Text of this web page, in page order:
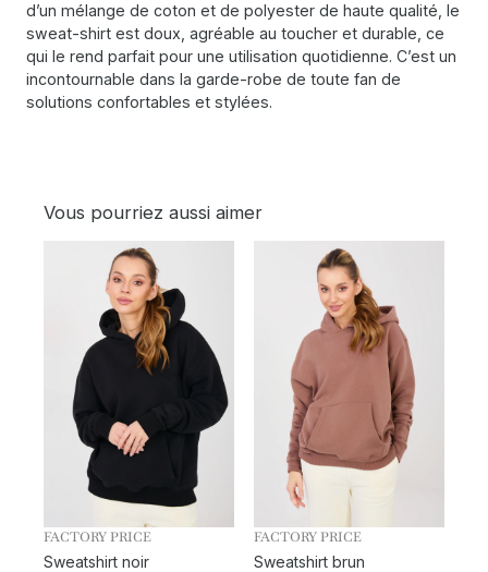
d’un mélange de coton et de polyester de haute qualité, le
sweat-shirt est doux, agréable au toucher et durable, ce
qui le rend parfait pour une utilisation quotidienne. C’est un
incontournable dans la garde-robe de toute fan de
solutions confortables et stylées.
Vous pourriez aussi aimer
FACTORY PRICE
Sweatshirt noir
FACTORY PRICE
Sweatshirt brun